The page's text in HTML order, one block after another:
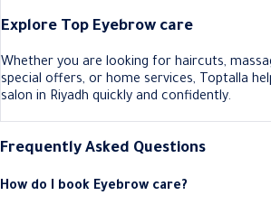
Explore Top Eyebrow care
Whether you are looking for haircuts,
special offers, or home services, Toptalla
salon in Riyadh quickly and confidently.
Frequently Asked Questions
How do I book Eyebrow care?